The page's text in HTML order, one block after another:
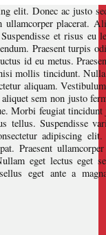
elit. Donec ac justo
ullamcorper placerat.
et risus eu
Praesent turpis
id eu metus.
mollis tincidunt.
aliquam.
sem non justo
Morbi feugiat
tellus. Suspendisse
adipiscing
Praesent
eget lectus eget
eget ante a